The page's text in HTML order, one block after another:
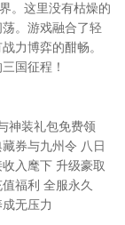
。这里没有枯燥的
。游戏融合了轻
力博弈的酣畅。
国征程！
神装礼包免费领
券与九州令 八日
入麾下 升级豪取
福利 全服永久
无压力